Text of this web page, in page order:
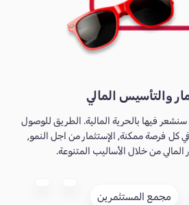
والتأسيس المالي
فيها بالحرية المالية. الطريق للوصول
كل فرصة ممكنة, الإستثمار من اجل النمو,
المالي من خلال الأساليب المتنوعة.
مجمع المستثمرين